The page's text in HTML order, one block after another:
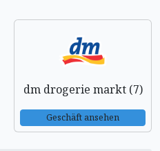
dm drogerie markt (7)
Geschäft ansehen